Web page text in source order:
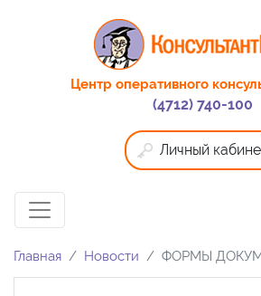
Центр оперативного
(4712) 740-100
Личный
Главная Новости ФОРМЫ